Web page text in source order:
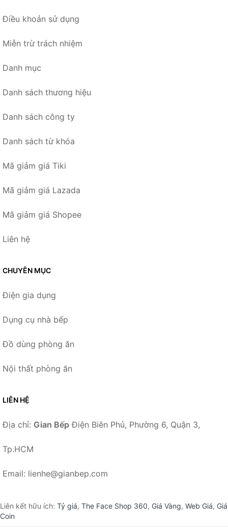
Điều khoản sử dụng
Miễn trừ trách nhiệm
Danh mục
Danh sách thương hiệu
Danh sách công ty
Danh sách từ khóa
Mã giảm giá Tiki
Mã giảm giá Lazada
Mã giảm giá Shopee
Liên hệ
CHUYÊN MỤC
Điện gia dụng
Dụng cụ nhà bếp
Đồ dùng phòng ăn
Nội thất phòng ăn
LIÊN HỆ
Địa chỉ: Gian Bếp Điện Biên Phủ, Phường 6, Quận 3,
Tp.HCM
Email: lienhe@gianbep.com
Liên kết hữu ích: Tỷ giá, The Face Shop 360, Giá Vàng, Web Giá, Giá
Coin